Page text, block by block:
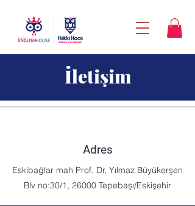
İletişim
Adres
Eskibağlar mah Prof. Dr, Yılmaz Büyükerşen
Blv no:30/1, 26000 Tepebaşı/Eskişehir